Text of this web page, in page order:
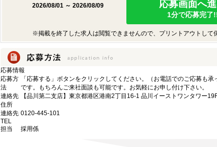
2026/08/01 ～ 2026/08/09
応募画面へ
1分で応募完了
※掲載を終了した求人は閲覧できませんので、プリントアウトして
応募情報
応募方
法
「応募する」ボタンをクリックしてください。（お電話でのご応募も
です。もちろんご来社面談も可能です。お気軽にお申し付け下さい。
連絡先
住所
【品川第二支店】東京都港区港南2丁目16-1 品川イーストワンタワー
連絡先
TEL
0120-445-101
担当 採用係